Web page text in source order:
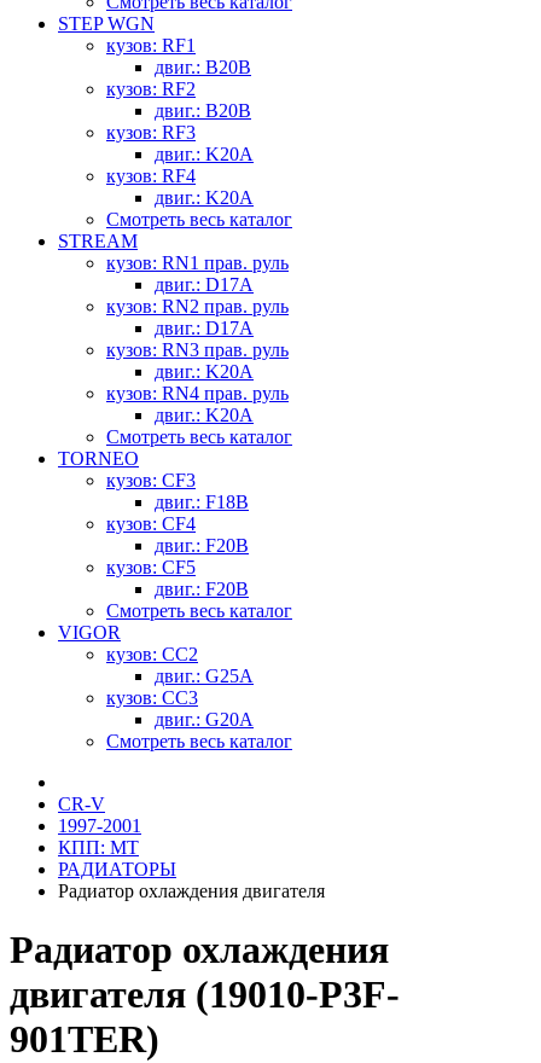
STEP WGN
кузов: RF1
двиг.: B20B
кузов: RF2
двиг.: B20B
кузов: RF3
двиг.: K20A
кузов: RF4
двиг.: K20A
Смотреть весь каталог
STREAM
кузов: RN1 прав. руль
двиг.: D17A
кузов: RN2 прав. руль
двиг.: D17A
кузов: RN3 прав. руль
двиг.: K20A
кузов: RN4 прав. руль
двиг.: K20A
Смотреть весь каталог
TORNEO
кузов: CF3
двиг.: F18B
кузов: CF4
двиг.: F20B
кузов: CF5
двиг.: F20B
Смотреть весь каталог
VIGOR
кузов: CC2
двиг.: G25A
кузов: CC3
двиг.: G20A
Смотреть весь каталог
CR-V
1997-2001
КПП: MT
РАДИАТОРЫ
Радиатор охлаждения двигателя
Радиатор охлаждения
двигателя (19010-P3F-
901TER)